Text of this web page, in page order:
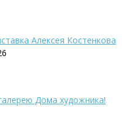
Алексея Костенкова
Дома художника!